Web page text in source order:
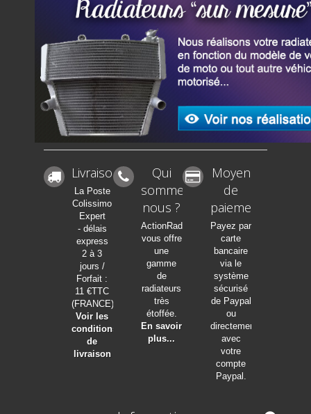
Livraison
La Poste
Colissimo
Expert
- délais
express
2 à 3
jours /
Forfait :
11 €TTC
(FRANCE)
Voir les
conditions
de
livraison
Qui
sommes-
nous ?
ActionRadia
vous offre
une
gamme
de
radiateurs
très
étoffée.
En savoir
plus...
Moyen
de
paiement
Payez par
carte
bancaire
via le
système
sécurisé
de Paypal
ou
directement
avec
votre
compte
Paypal.